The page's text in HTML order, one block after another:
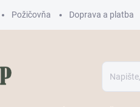
Požičovňa Doprava a platba